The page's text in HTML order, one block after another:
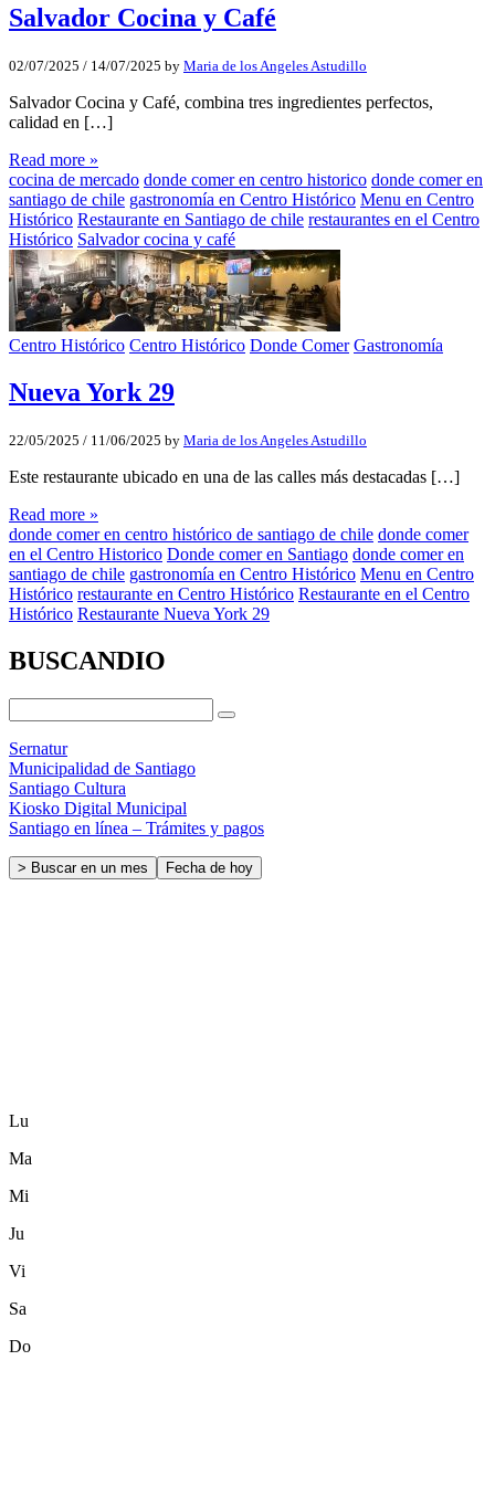
Salvador Cocina y Café
02/07/2025 / 14/07/2025 by Maria de los Angeles Astudillo
Salvador Cocina y Café, combina tres ingredientes perfectos,
calidad en […]
Read more »
cocina de mercado donde comer en centro historico donde comer en
santiago de chile gastronomía en Centro Histórico Menu en Centro
Histórico Restaurante en Santiago de chile restaurantes en el Centro
Histórico Salvador cocina y café
Centro Histórico Centro Histórico Donde Comer Gastronomía
Nueva York 29
22/05/2025 / 11/06/2025 by Maria de los Angeles Astudillo
Este restaurante ubicado en una de las calles más destacadas […]
Read more »
donde comer en centro histórico de santiago de chile donde comer
en el Centro Historico Donde comer en Santiago donde comer en
santiago de chile gastronomía en Centro Histórico Menu en Centro
Histórico restaurante en Centro Histórico Restaurante en el Centro
Histórico Restaurante Nueva York 29
BUSCANDIO
Sernatur
Municipalidad de Santiago
Santiago Cultura
Kiosko Digital Municipal
Santiago en línea – Trámites y pagos
> Buscar en un mes Fecha de hoy
Lu
Ma
Mi
Ju
Vi
Sa
Do